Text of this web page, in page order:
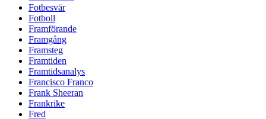
Fotbesvär
Fotboll
Framförande
Framgång
Framsteg
Framtiden
Framtidsanalys
Francisco Franco
Frank Sheeran
Frankrike
Fred